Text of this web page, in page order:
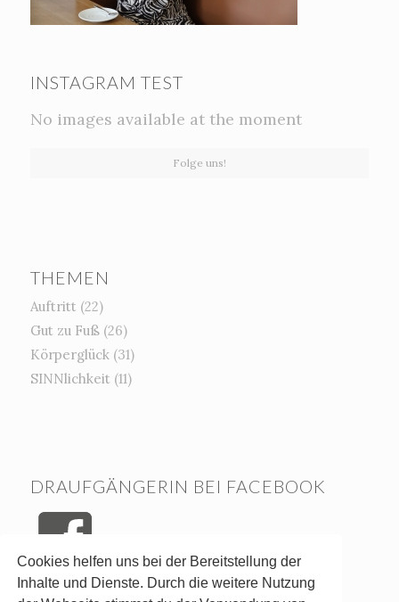
Cookies helfen uns bei der Bereitstellung der
Inhalte und Dienste. Durch die weitere Nutzung
INSTAGRAM TEST
No images available at the moment
Folge uns!
THEMEN
Auftritt (22)
Gut zu Fuß(26)
Körperglück(31)
SINNlichkeit (11)
DRAUFGÄNGERIN BEI FACEBOOK